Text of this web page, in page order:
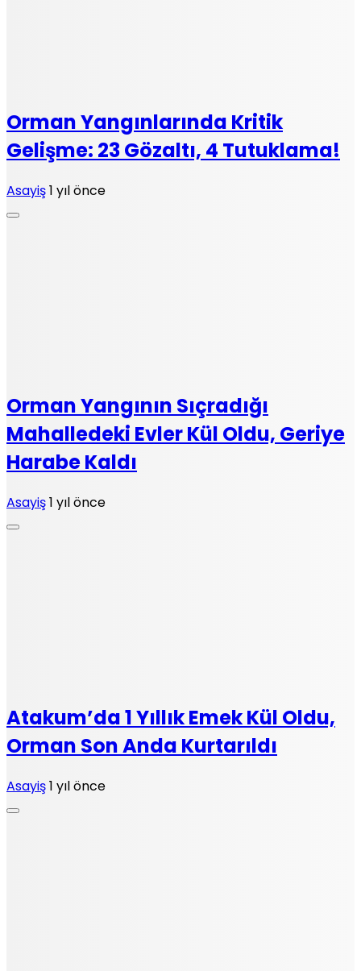
Orman Yangınlarında Kritik
Gelişme: 23 Gözaltı, 4 Tutuklama!
Asayiş1 yıl önce
Orman Yangının Sıçradığı
Mahalledeki Evler Kül Oldu, Geriye
Harabe Kaldı
Asayiş1 yıl önce
Atakum’da 1 Yıllık Emek Kül Oldu,
Orman Son Anda Kurtarıldı
Asayiş1 yıl önce